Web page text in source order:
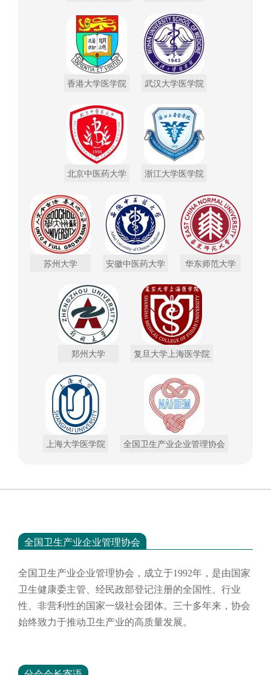
香港大学医学院 武汉大学医学院
北京中医药大学 浙江大学医学院
苏州大学 安徽中医药大学 华东师范大学
郑州大学 复旦大学上海医学院
上海大学医学院 全国卫生产业企业管理协会
全国卫生产业企业管理协会
全国卫生产业企业管理协会，成立于1992年，是由国家
卫生健康委主管、经民政部登记注册的全国性、行业
性、非营利性的国家一级社会团体。三十多年来，协会
始终致力于推动卫生产业的高质量发展。